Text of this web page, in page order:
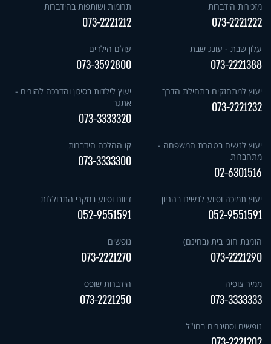
מזכירות הידברות
073-2221222
תרומות ושותפות בהידברות
073-2221212
עלון שבת - עונג שבת
073-2221388
עולם הילדים
073-3592800
יעוץ למתחזקים בתחילת הדרך
073-2221232
יעוץ לילדות בסיכון והדרכה להורים -
אתגר
073-3333320
יעוץ לנשים בטהרת המשפחה -
מתחברות
02-6301516
קו ההלכה הידברות
073-3333300
יעוץ תמיכה וסיוע לנשים בהריון
052-9551591
דיווח וסיוע במקרי התבוללות
052-9551591
הזמנת חוגי בית (בחינם)
073-2221290
נופשים
073-2221270
ממיר צופיה
073-3333333
הידברות שופס
073-2221250
נופשים וסמינרים בחו"ל